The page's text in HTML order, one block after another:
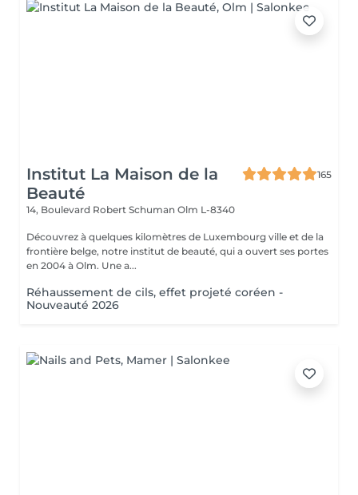
Institut La Maison de la
Beauté
165
14, Boulevard Robert Schuman Olm L-8340
Découvrez à quelques kilomètres de Luxembourg ville et de la
frontière belge, notre institut de beauté, qui a ouvert ses portes
en 2004 à Olm. Une a...
Réhaussement de cils, effet projeté coréen -
Nouveauté 2026